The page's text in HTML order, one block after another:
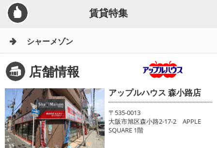
賃貸特集
シャーメゾン
店舗情報
アップルハウス 森小路店
〒535-0013
大阪市旭区森小路2-17-2 APPLE
SQUARE 1階